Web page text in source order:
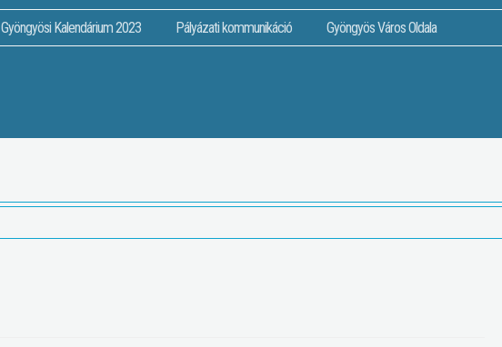
Gyöngyösi Kalendárium 2023 Pályázati kommunikáció Gyöngyös Város Oldala